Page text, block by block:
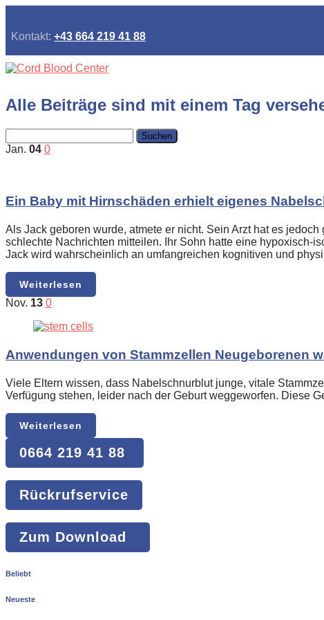
Kontakt: +43 664 219 41 88
Alle Beiträge sind mit einem Tag
nach:
Jan. 04 0
Ein Baby mit Hirnschäden erhielt eigenes
Als Jack geboren wurde, atmete er nicht. Sein Arzt hat es
schlechte Nachrichten mitteilen. Ihr Sohn hatte eine hypoxisch-
Jack wird wahrscheinlich an umfangreichen kognitiven und
Weiterlesen
Nov. 13 0
Anwendungen von Stammzellen Neugeborenen
Viele Eltern wissen, dass Nabelschnurblut junge, vitale
Verfügung stehen, leider nach der Geburt weggeworfen. Diese
Weiterlesen
0664 219 41 88
Rückrufservice
Zum Download
Beliebt
Neueste